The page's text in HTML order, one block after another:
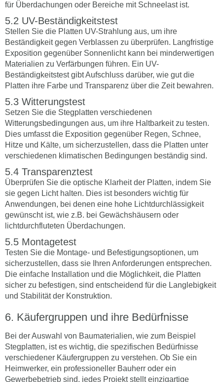
für Überdachungen oder Bereiche mit Schneelast ist.
UV-Beständigkeitstest
Stellen Sie die Platten UV-Strahlung aus, um ihre
Beständigkeit gegen Verblassen zu überprüfen. Langfristige
Exposition gegenüber Sonnenlicht kann bei minderwertigen
Materialien zu Verfärbungen führen. Ein UV-
Beständigkeitstest gibt Aufschluss darüber, wie gut die
Platten ihre Farbe und Transparenz über die Zeit bewahren.
Witterungstest
Setzen Sie die Stegplatten verschiedenen
Witterungsbedingungen aus, um ihre Haltbarkeit zu testen.
Dies umfasst die Exposition gegenüber Regen, Schnee,
Hitze und Kälte, um sicherzustellen, dass die Platten unter
verschiedenen klimatischen Bedingungen beständig sind.
Transparenztest
Überprüfen Sie die optische Klarheit der Platten, indem Sie
sie gegen Licht halten. Dies ist besonders wichtig für
Anwendungen, bei denen eine hohe Lichtdurchlässigkeit
gewünscht ist, wie z.B. bei Gewächshäusern oder
lichtdurchfluteten Überdachungen.
Montagetest
Testen Sie die Montage- und Befestigungsoptionen, um
sicherzustellen, dass sie Ihren Anforderungen entsprechen.
Die einfache Installation und die Möglichkeit, die Platten
sicher zu befestigen, sind entscheidend für die Langlebigkeit
und Stabilität der Konstruktion.
Käufergruppen und ihre Bedürfnisse
Bei der Auswahl von Baumaterialien, wie zum Beispiel
Stegplatten, ist es wichtig, die spezifischen Bedürfnisse
verschiedener Käufergruppen zu verstehen. Ob Sie ein
Heimwerker, ein professioneller Bauherr oder ein
Gewerbebetrieb sind, jedes Projekt stellt einzigartige